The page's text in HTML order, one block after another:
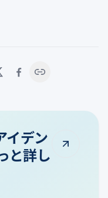
イデン
と詳し